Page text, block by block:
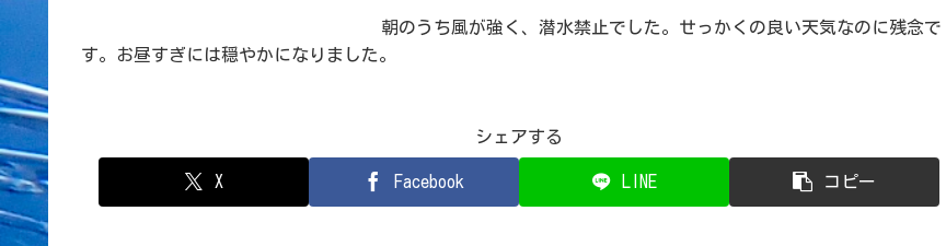
朝のうち風が強く、潜水禁止でした。せっかくの良い天気なのに残念で
す。お昼すぎには穏やかになりました。
シェアする
X Facebook LINE コピー